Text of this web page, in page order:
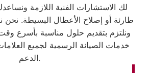
لك الاستشارات الفنية اللازمة
طارئة أو إصلاح الأعطال البسيطة. نحن
ونلتزم بتقديم حلول مناسبة بأسرع
خدمات الصيانة الرسمية لجميع
الدعم.